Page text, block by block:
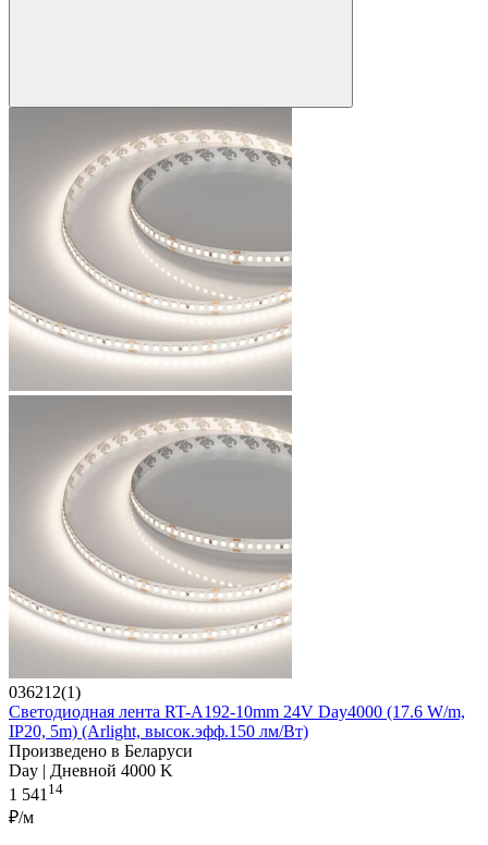
036212(1)
Светодиодная лента RT-A192-10mm 24V Day4000 (17.6 W/m,
IP20, 5m) (Arlight, высок.эфф.150 лм/Вт)
Произведено в Беларуси
Day | Дневной 4000 K
1 541 14
₽/м